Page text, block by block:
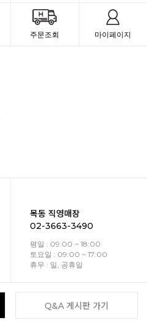
주문조회 마이페이지
목동 직영매장
02-3663-3490
평일 : 09:00 ~ 18:00
토요일 : 09:00 ~ 17:00
휴무 : 일, 공휴일
Q&A 게시판 가기